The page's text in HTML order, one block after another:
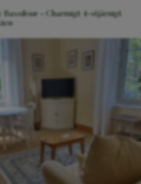
Bassilour - Charmigt 4-stjärnigt